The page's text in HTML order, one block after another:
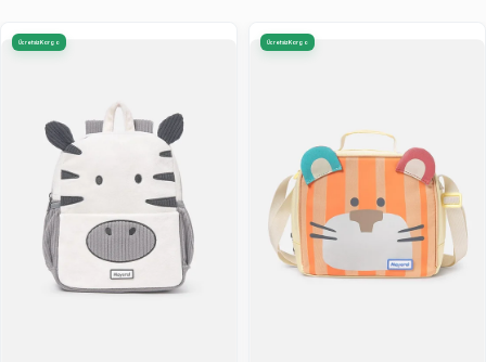
Ücretsiz Kargo Ücretsiz Kargo